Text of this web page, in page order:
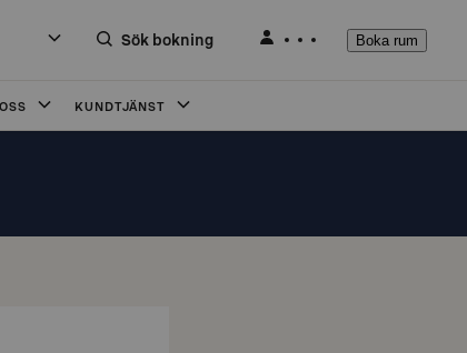
Sök bokning Boka rum
KUNDTJÄNST